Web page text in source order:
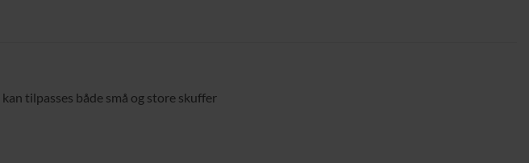
tilpasses både små og store skuffer